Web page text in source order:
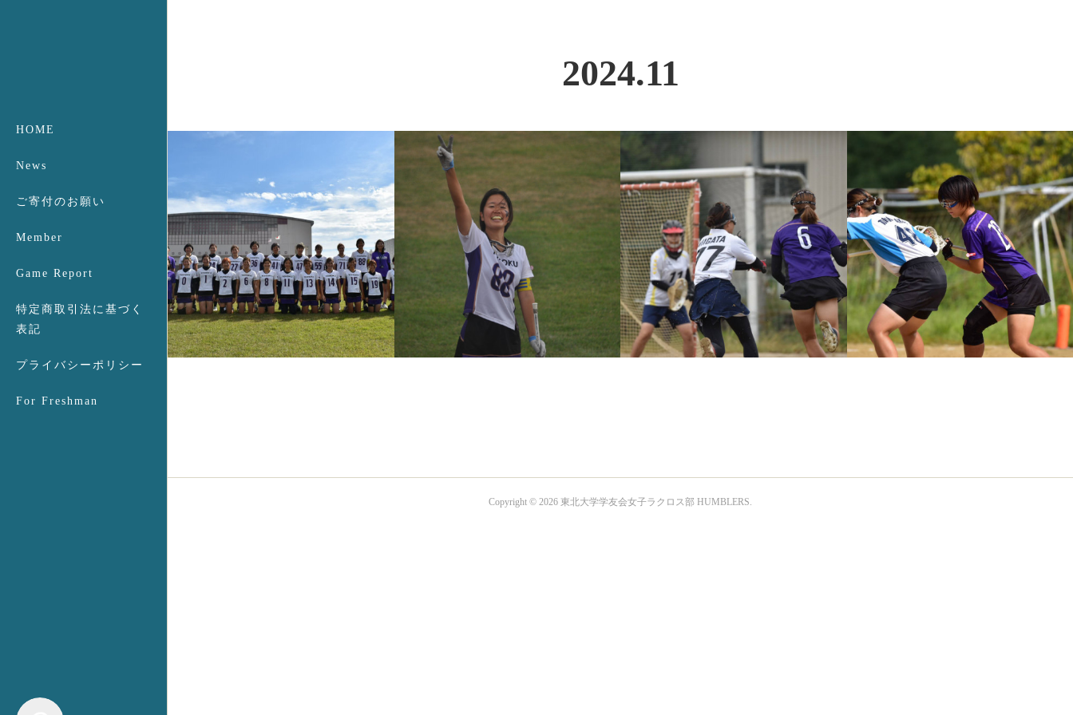
HOME
News
ご寄付のお願い
Member
Game Report
特定商取引法に基づく
表記
プライバシーポリシー
For Freshman
2024.11
Copyright © 2026 東北大学学友会女子ラクロス部 HUMBLERS.